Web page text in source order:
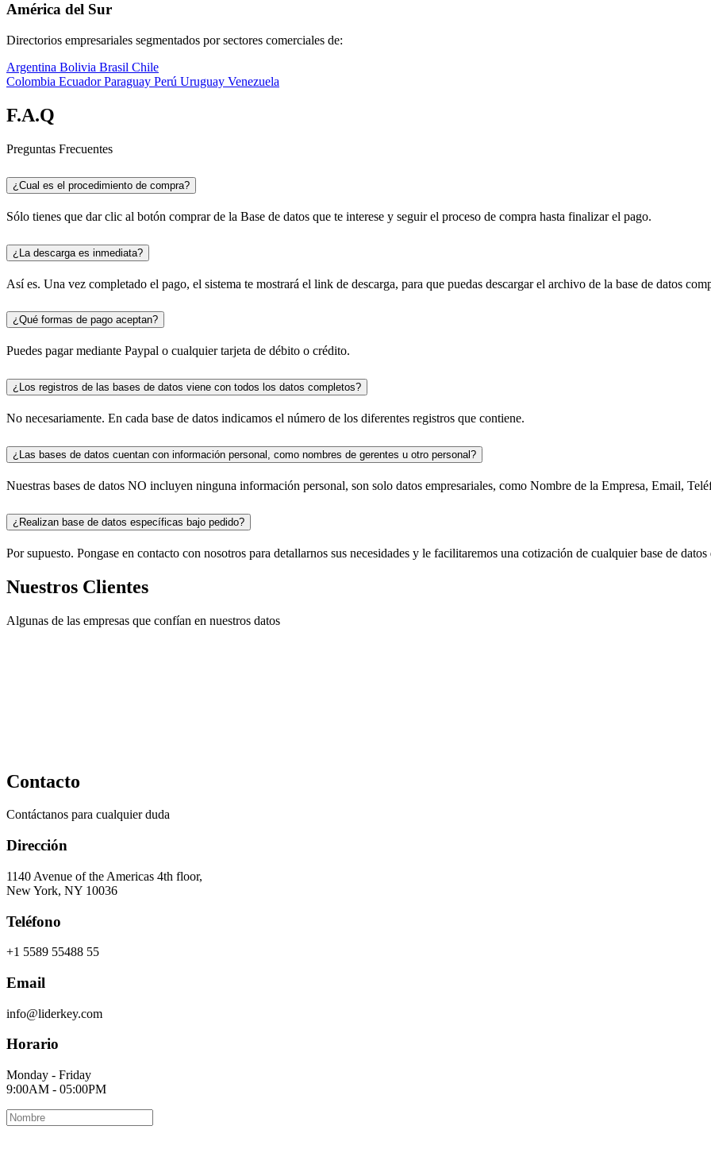
América del Sur
Directorios empresariales segmentados por sectores comerciales de:
Argentina Bolivia Brasil Chile
Colombia Ecuador Paraguay Perú Uruguay Venezuela
F.A.Q
Preguntas Frecuentes
¿Cual es el procedimiento de compra?
Sólo tienes que dar clic al botón comprar de la Base de datos que te interese y seguir el proceso de compra hasta finalizar el pago.
¿La descarga es inmediata?
Así es. Una vez completado el pago, el sistema te mostrará el link de descarga, para que puedas descargar el archivo de la base de datos
¿Qué formas de pago aceptan?
Puedes pagar mediante Paypal o cualquier tarjeta de débito o crédito.
¿Los registros de las bases de datos viene con todos los datos completos?
No necesariamente. En cada base de datos indicamos el número de los diferentes registros que contiene.
¿Las bases de datos cuentan con información personal, como nombres de gerentes u otro personal?
Nuestras bases de datos NO incluyen ninguna información personal, son solo datos empresariales, como Nombre de la Empresa, Email,
¿Realizan base de datos específicas bajo pedido?
Por supuesto. Pongase en contacto con nosotros para detallarnos sus necesidades y le facilitaremos una cotización de cualquier base de datos
Nuestros Clientes
Algunas de las empresas que confían en nuestros datos
Contacto
Contáctanos para cualquier duda
Dirección
1140 Avenue of the Americas 4th floor,
New York, NY 10036
Teléfono
+1 5589 55488 55
Email
info@liderkey.com
Horario
Monday - Friday
9:00AM - 05:00PM